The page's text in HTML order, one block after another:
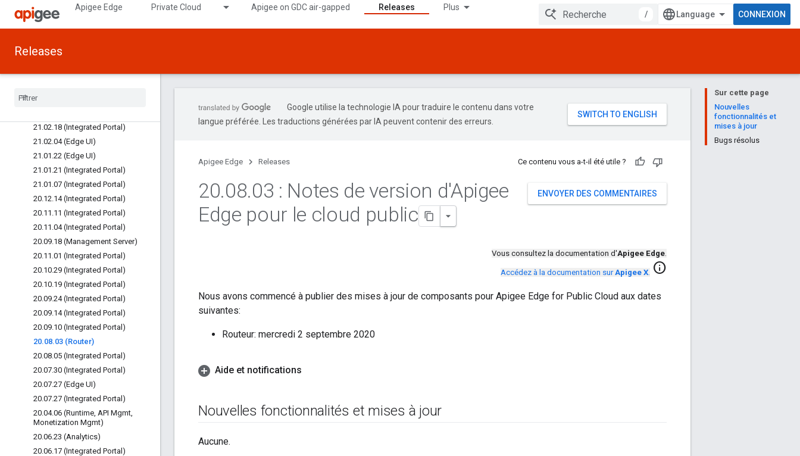
Apigee Edge Private Cloud Apigee on GDC air-gapped Releases Plus
/ CONNEXION
Releases
21.07.09 (Integrated Portal)
21.03.08 (Management Server,
21
21 .02.18 (Integrated Portal)
21 .02.04 (Edge UI)
21 .01 .22 (Edge UI)
21 .01 .21 (Integrated Portal)
21 .01 .07 (Integrated Portal)
20.12.14 (Integrated Portal)
20.11 .11 (Integrated Portal)
20.11 .04 (Integrated Portal)
20.09.18 (Management Server)
20.11 .01 (Integrated Portal)
20.10.29 (Integrated Portal)
20.10.19 (Integrated Portal)
20.09.24 (Integrated Portal)
20.09.14 (Integrated Portal)
20.09.10 (Integrated Portal)
20.08.03 (Router)
20.08.05 (Integrated Portal)
20.07.30 (Integrated Portal)
20.07.27 (Edge UI)
20.07.27 (Integrated Portal)
20.04.06 (Runtime, API Mgmt,
Monetization Mgmt)
20.06.23 (Analytics)
20.06.17 (Integrated Portal)
Sur cette page
Nouvelles
fonctionnalités et
mises à jour
Bugs résolus
Google utilise la technologie IA pour traduire le contenu dans votre
langue préférée. Les traductions générées par IA peuvent contenir des erreurs.
Apigee Edge Releases Ce contenu vous a-t-il été utile ?
ENVOYER DES COMMENTAIRES
20.08.03 : Notes de version d'Apigee
Edge pour le cloud public
Vous consultez la documentation d'Apigee Edge.
Accédez à la documentation surApigee X. info
Nous avons commencé à publier des mises à jour de composants pour Apigee Edge for Public Cloud aux dates
suivantes:
Routeur: mercredi 2 septembre 2020
Aide et notifications
Nouvelles fonctionnalités et mises à jour
Aucune.